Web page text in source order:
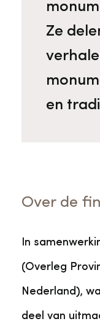
Ze
en
Over de
In
(Overleg
Nederland),
deel van